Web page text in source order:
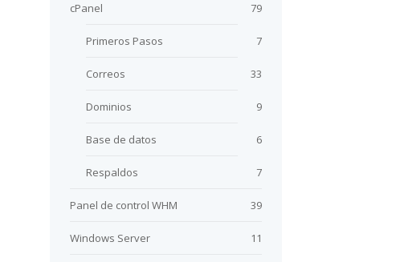
cPanel 79
Primeros Pasos 7
Correos 33
Dominios 9
Base de datos 6
Respaldos 7
Panel de control WHM 39
Windows Server 11